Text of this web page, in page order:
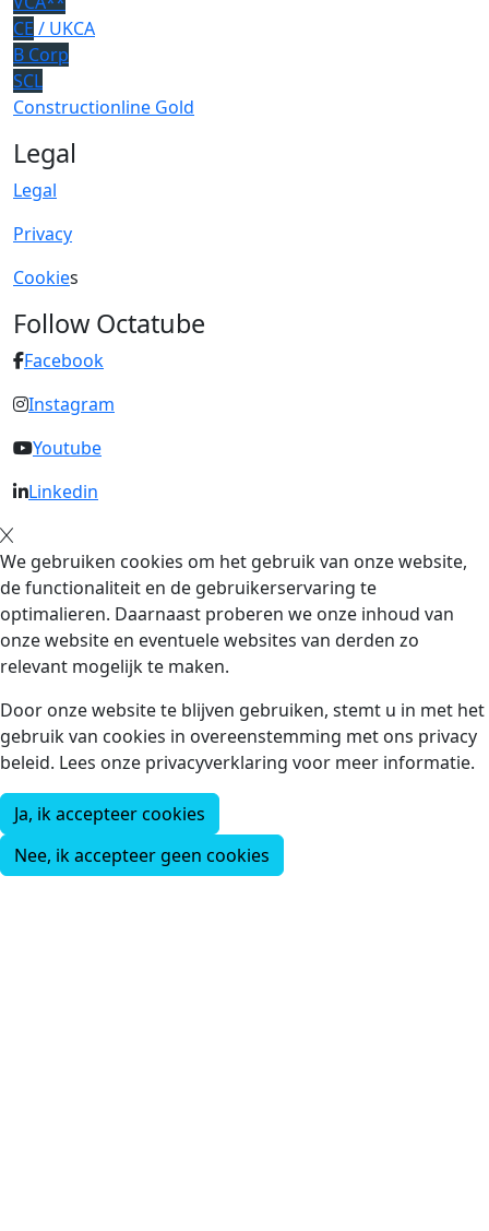
CE / UKCA
B Corp
SCL
Constructionline Gold
Legal
Legal
Privacy
Cookies
Follow Octatube
Facebook
Instagram
Youtube
Linkedin
We gebruiken cookies om het gebruik van onze website,
de functionaliteit en de gebruikerservaring te
optimalieren. Daarnaast proberen we onze inhoud van
onze website en eventuele websites van derden zo
relevant mogelijk te maken.
Door onze website te blijven gebruiken, stemt u in met het
gebruik van cookies in overeenstemming met ons privacy
beleid. Lees onze privacyverklaring voor meer informatie.
Ja, ik accepteer cookies
Nee, ik accepteer geen cookies